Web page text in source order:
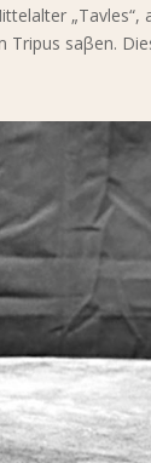
„Tavles“,
saβen.